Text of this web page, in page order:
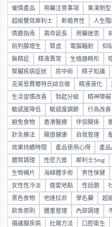
催情產品 用藥注意事項 果凍劑型
超級雙效犀利士 新婚男性 人生階
情趣指南 壽命延長 用藥迷思
前列腺增生 腎虛 電腦輻射 仰
無精症 精液異常 生殖器畸形
腎臟疾病症狀 房中術 精子知識
克萊恩費爾特氏綜合徵 精液液化
生活習慣改善 勃起分級 精神障礙
敏感度降低 敏感度調節 行為改善
避免食物 香港醫療 伴侶關係
針灸療法 腸道健康 自我管理
效果持續時間 產品使用心得 產
體質調理 性慾亢進 犀利士5mg
生物補片 海綿體手術 男性保健
女性性冷淡 做愛地點 性話題
黑色食物 他達拉非 學名藥 超
飲食原則 體重管理 內部調理
攝護腺疾病 壯陽方法 口腔衛生